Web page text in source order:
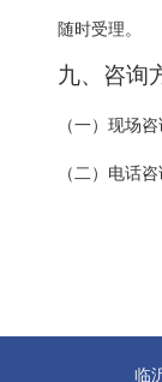
随时受理。
九、咨询
（一）现场
（二）电话
临